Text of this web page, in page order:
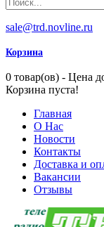
sale@trd.novline.ru
Корзина
0 товар(ов) - Цена
Корзина пуста!
Главная
О Нас
Новости
Контакты
Доставка и
Вакансии
Отзывы